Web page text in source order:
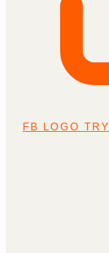
FB LOGO